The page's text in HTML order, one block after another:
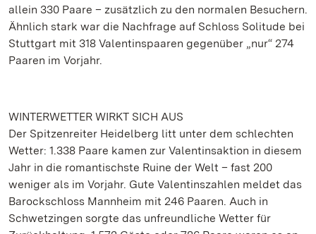
allein 330 Paare – zusätzlich zu den normalen Besuchern.
Ähnlich stark war die Nachfrage auf Schloss Solitude bei
Stuttgart mit 318 Valentinspaaren gegenüber „nur“ 274
Paaren im Vorjahr.
WINTERWETTER WIRKT SICH AUS
Der Spitzenreiter Heidelberg litt unter dem schlechten
Wetter: 1.338 Paare kamen zur Valentinsaktion in diesem
Jahr in die romantischste Ruine der Welt – fast 200
weniger als im Vorjahr. Gute Valentinszahlen meldet das
Barockschloss Mannheim mit 246 Paaren. Auch in
Schwetzingen sorgte das unfreundliche Wetter für